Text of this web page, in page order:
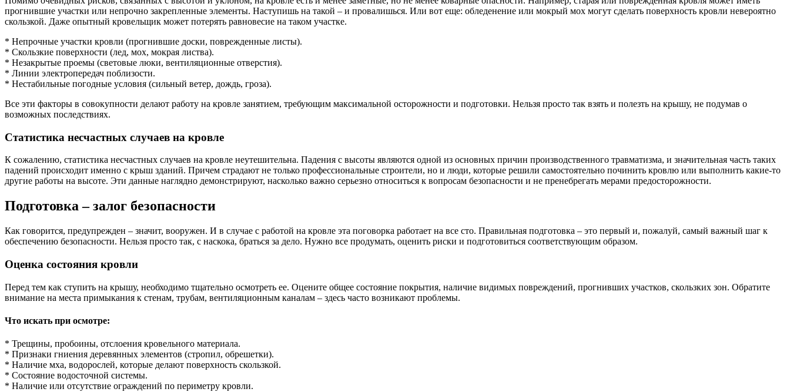
прогнившие участки или непрочно закрепленные элементы. Наступишь на такой – и провалишься. Или вот еще: обледенение или мокрый мох могут сделать поверхность кровли невероятно
скользкой. Даже опытный кровельщик может потерять равновесие на таком участке.
* Непрочные участки кровли (прогнившие доски, поврежденные листы).
* Скользкие поверхности (лед, мох, мокрая листва).
* Незакрытые проемы (световые люки, вентиляционные отверстия).
* Линии электропередач поблизости.
* Нестабильные погодные условия (сильный ветер, дождь, гроза).
Все эти факторы в совокупности делают работу на кровле занятием, требующим максимальной осторожности и подготовки. Нельзя просто так взять и полезть на крышу, не подумав о
возможных последствиях.
Статистика несчастных случаев на кровле
К сожалению, статистика несчастных случаев на кровле неутешительна. Падения с высоты являются одной из основных причин производственного травматизма, и значительная часть таких
падений происходит именно с крыш зданий. Причем страдают не только профессиональные строители, но и люди, которые решили самостоятельно починить кровлю или выполнить какие-то
другие работы на высоте. Эти данные наглядно демонстрируют, насколько важно серьезно относиться к вопросам безопасности и не пренебрегать мерами предосторожности.
Подготовка – залог безопасности
Как говорится, предупрежден – значит, вооружен. И в случае с работой на кровле эта поговорка работает на все сто. Правильная подготовка – это первый и, пожалуй, самый важный шаг к
обеспечению безопасности. Нельзя просто так, с наскока, браться за дело. Нужно все продумать, оценить риски и подготовиться соответствующим образом.
Оценка состояния кровли
Перед тем как ступить на крышу, необходимо тщательно осмотреть ее. Оцените общее состояние покрытия, наличие видимых повреждений, прогнивших участков, скользких зон. Обратите
внимание на места примыкания к стенам, трубам, вентиляционным каналам – здесь часто возникают проблемы.
Что искать при осмотре:
* Трещины, пробоины, отслоения кровельного материала.
* Признаки гниения деревянных элементов (стропил, обрешетки).
* Наличие мха, водорослей, которые делают поверхность скользкой.
* Состояние водосточной системы.
* Наличие или отсутствие ограждений по периметру кровли.